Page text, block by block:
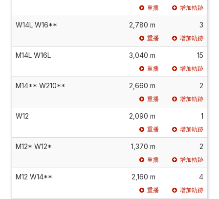
重播 增加軌跡
W14L W16** 2,780 m 3
重播 增加軌跡
M14L W16L 3,040 m 15
重播 增加軌跡
M14** W210** 2,660 m 2
重播 增加軌跡
W12 2,090 m 1
重播 增加軌跡
M12* W12* 1,370 m 2
重播 增加軌跡
M12 W14** 2,160 m 4
重播 增加軌跡